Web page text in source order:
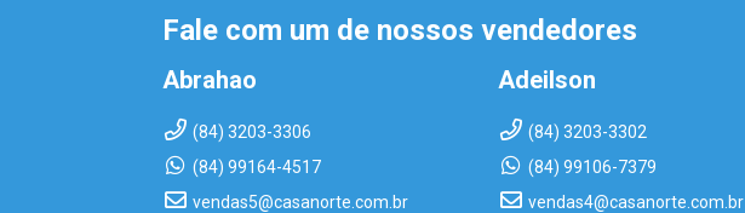
Fale com um de nossos vendedores
Abrahao
(84) 3203-3306
(84) 99164-4517
vendas5@casanorte.com.br
Adeilson
(84) 3203-3302
(84) 99106-7379
vendas4@casanorte.com.br